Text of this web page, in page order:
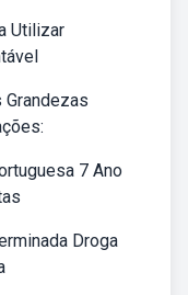
Utilizar
7 Ano
Droga